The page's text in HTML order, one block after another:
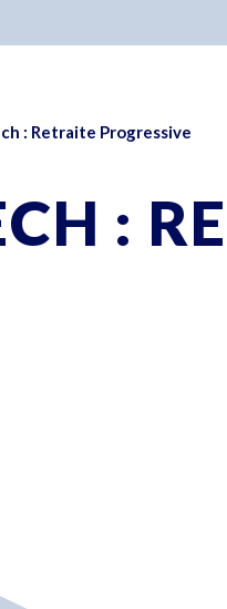
: Retraite Progressive
: